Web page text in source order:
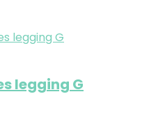
legging G